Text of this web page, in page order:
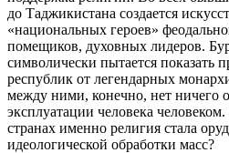
до Таджикистана создается
«национальных героев»
помещиков, духовных лидеров.
символически пытается показать
республик от легендарных
между ними, конечно, нет ничего
эксплуатации человека
странах именно религия стала
идеологической обработки масс?